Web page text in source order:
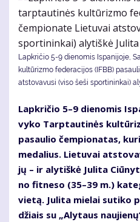
Lapkričio 5-9 dienomis Ispanijoje,
kultūrizmo federacijos (IFBB)
atstovavusi (viso šeši sportininkai)
Lap­kri­čio 5–9 die­no­mis
vy­ko Tarp­tau­ti­nės
pa­sau­lio čem­pio­na­tas,
me­da­lius. Lie­tu­vai
jų – ir aly­tiš­kė Ju­li­ta
no fit­ne­so (35–39 m.)
vie­tą. Ju­li­ta mie­lai su­ti­ko
džiais su „Aly­taus